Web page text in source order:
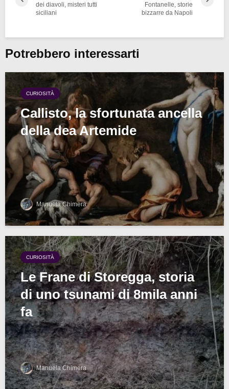
dei diavoli, misteri tutti
siciliani
Fontanelle, storie
bizzarre da Napoli
Potrebbero interessarti
CURIOSITÀ
Callisto, la sfortunata ancella
della dea Artemide
Manuela Chimera
CURIOSITÀ
Le Frane di Storegga, storia
di uno tsunami di 8mila anni
fa
Manuela Chimera